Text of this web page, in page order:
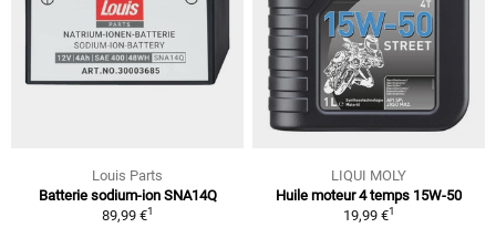
Louis Parts
Batterie sodium-ion SNA14Q
89,99 €1
LIQUI MOLY
Huile moteur 4 temps 15W-50
19,99 €1